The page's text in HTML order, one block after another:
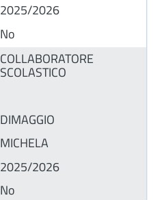
2025/2026
No
COLLABORATORE
SCOLASTICO
DIMAGGIO
MICHELA
2025/2026
No